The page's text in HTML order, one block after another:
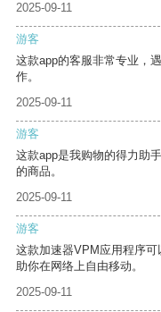
2025-09-11
游客
这款app的客服非常专业，
作。
2025-09-11
游客
这款app是我购物的得力助
的商品。
2025-09-11
游客
这款加速器VPM应用程序
助你在网络上自由移动。
2025-09-11